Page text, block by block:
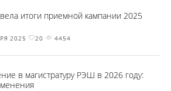
итоги приемной кампании 2025
2025 20 4454
в магистратуру РЭШ в 2026 году: